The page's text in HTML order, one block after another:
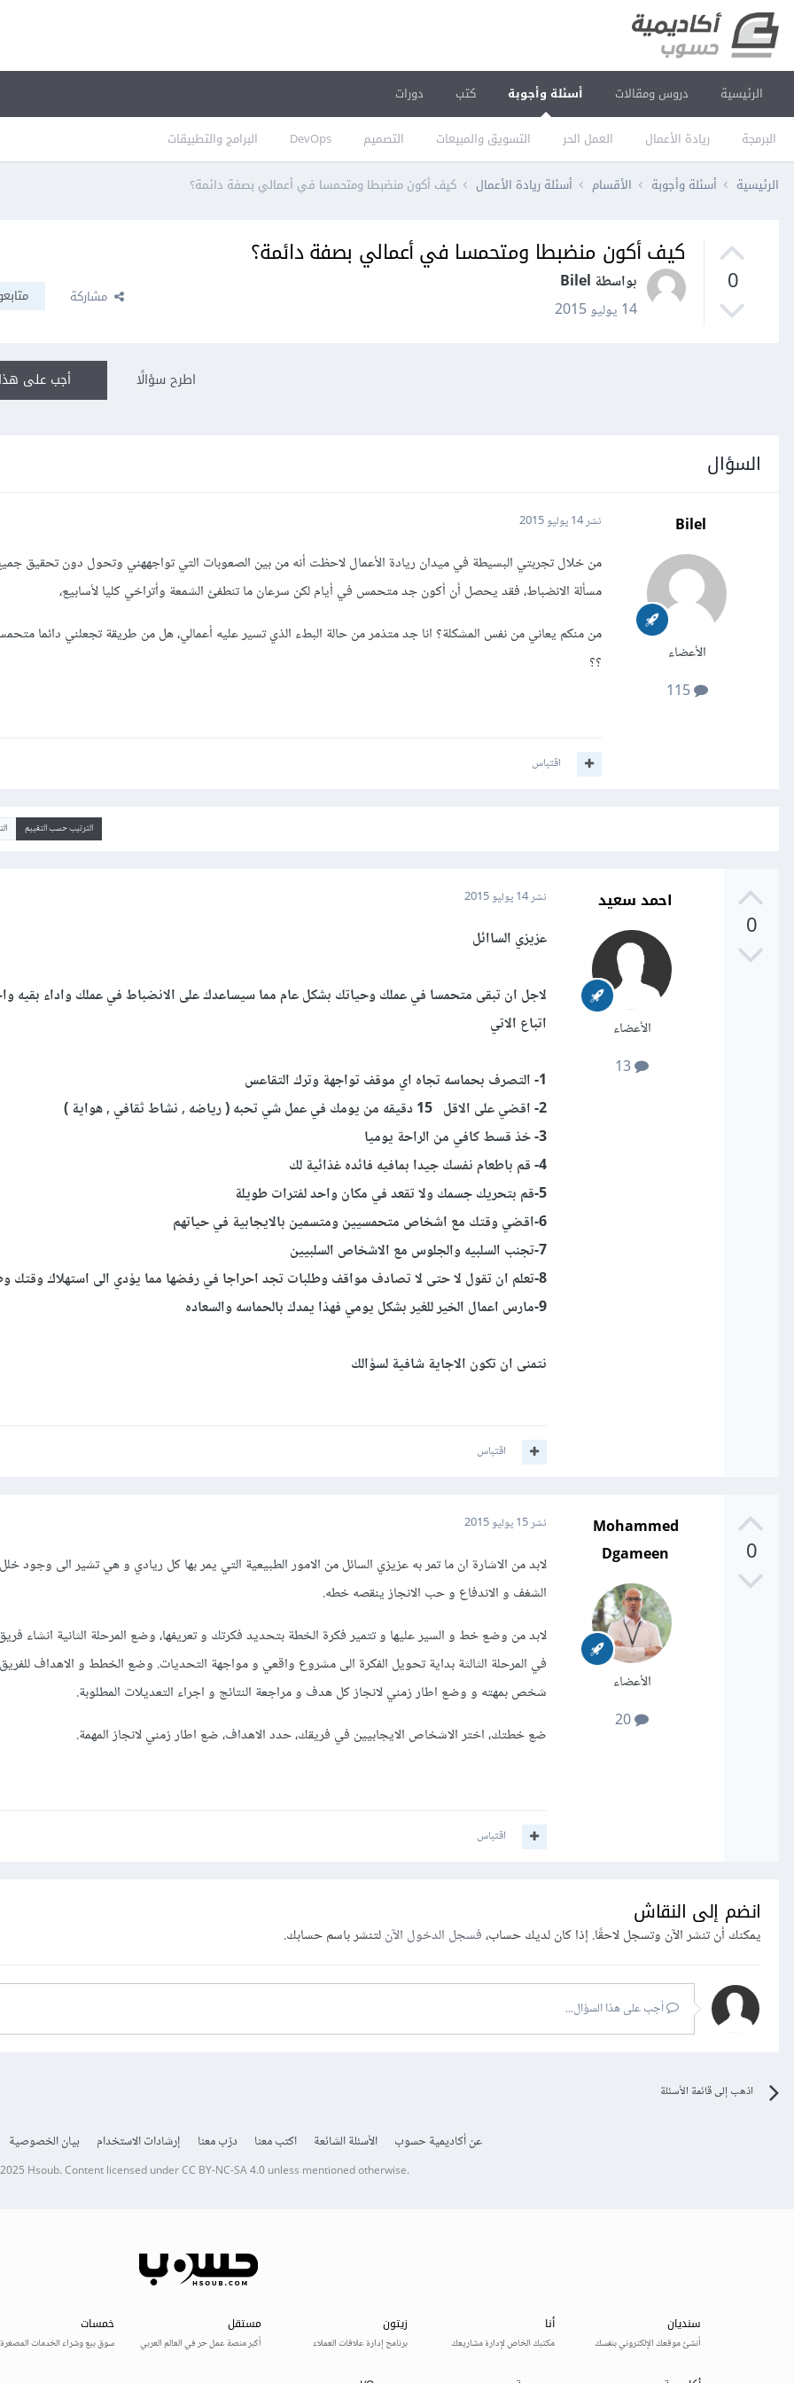
الرئيسية دروس ومقالات أسئلة وأجوبة
البرمجة ريادة الأعمال العمل الحر التسويق والمبيعات التصميم DevOps البرامج والتطبيقات
كتب دورات
الرئيسية أسئلة وأجوبة الأقسام أسئلة ريادة الأعمال كيف أكون منضبطا ومتحمسا في أعمالي بصفة دائمة؟
0
كيف أكون منضبطا ومتحمسا في أعمالي بصفة دائمة؟
بواسطة Bilel
14 يوليو 2015
مشاركة
أجب على اطرح سؤالًا
السؤال
Bilel
الأعضاء
115
نشر14 يوليو 2015
من خلال تجربتي البسيطة في ميدان ريادة الأعمال لاحظت أنه من بين الصعوبات التي تواجههني وتحول دون تحقيق
مسألة الانضباط، فقد يحصل أن أكون جد متحمس في أيام لكن سرعان ما تنطفئ الشمعة وأتراخي كليا لأسابيع،
من منكم يعاني من نفس المشكلة؟ انا جد متذمر من حالة البطء الذي تسير عليه أعمالي، هل من طريقة تجعلني دائما
؟؟
اقتباس
الترتيب حسب التقييم
0
احمد سعيد
الأعضاء
نشر14 يوليو 2015
عزيزي الساائل
لاجل ان تبقى متحمسا في عملك وحياتك بشكل عام مما سيساعدك على الانضباط في عملك واداء بقيه
اتباع الاتي
1- التصرف بحماسه تجاه اي موقف تواجهة وترك التقاعس
2- اقضي على الاقل 15 دقيقه من يومك في عمل شي تحبه ( رياضه , نشاط ثقافي , هواية )
3- خذ قسط كافي من الراحة يوميا
4- قم باطعام نفسك جيدا بمافيه فائده غذائية لك
5-قم بتحريك جسمك ولا تقعد في مكان واحد لفترات طويلة
6-اقضي وقتك مع اشخاص متحمسيين ومتسمين بالايجابية في حياتهم
7-تجنب السلبيه والجلوس مع الاشخاص السلبيين
8-تعلم ان تقول لا حتى لا تصادف مواقف وطلبات تجد احراجا في رفضها مما يؤدي الى استهلاك وقتك وطاقتك
9-مارس اعمال الخير للغير بشكل يومي فهذا يمدك بالحماسه والسعاده
نتمنى ان تكون الاجاية شافية لسؤالك
اقتباس
0
Mohammed
Dgameen
الأعضاء
نشر15 يوليو 2015
لابد من الاشارة ان ما تمر به عزيزي السائل من الامور الطبيعية التي يمر بها كل ريادي و هي تشير الى وجود
الشغف و الاندفاع و حب الانجاز ينقصه خطه.
لابد من وضع خط و السير عليها و تتمير فكرة الخطة بتحديد فكرتك و تعريفها، وضع المرحلة الثانية انشاء فريق
في المرحلة الثالثة بداية تحويل الفكرة الى مشروع واقعي و مواجهة التحديات. وضع الخطط و الاهداف
شخص بمهته و وضع اطار زمني لانجاز كل هدف و مراجعة النتائج و اجراء التعديلات المطلوبة.
ضع خطتك، اختر الاشخاص الايجابيين في فريقك، حدد الاهداف، ضع اطار زمني لانجاز المهمة.
اقتباس
انضم إلى النقاش
يمكنك أن تنشر الآن وتسجل لاحقًا. إذا كان لديك حساب،فسجل الدخول الآنلتنشر باسم حسابك.
أجب على هذا السؤال...
اذهب إلى قائمة الأسئلة
عن أكاديمية حسوب الأسئلة الشائعة اكتب معنا درّب معنا إرشادات الاستخدام بيان الخصوصية
Hsoub.Content licensed underCC BY-NC-SA 4.0unless mentioned otherwise.